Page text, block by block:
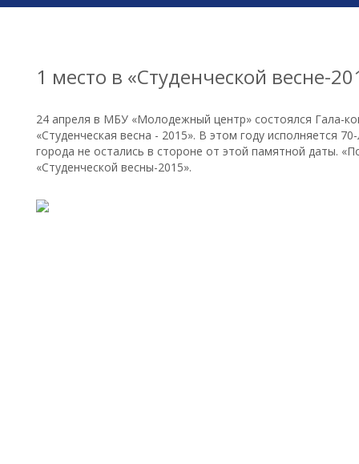
1 место в «Студенческой весне-
24 апреля в МБУ «Молодежный центр» состоялся Гала-
«Студенческая весна - 2015». В этом году исполняется
города не остались в стороне от этой памятной даты.
«Студенческой весны-2015».